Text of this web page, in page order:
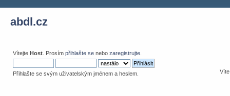
abdl.cz
Vítejte Host . Prosím přihlašte se nebo zaregistrujte
Přihlašte se svým uživatelským jménem a heslem.